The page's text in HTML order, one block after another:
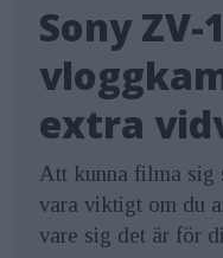
Sony
extra
Att kunna filma sig
vara viktigt om du
vare sig det är för